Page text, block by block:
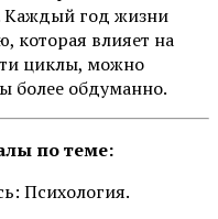
Каждый год жизни
которая влияет на
циклы, можно
более обдуманно.
по теме:
Психология.